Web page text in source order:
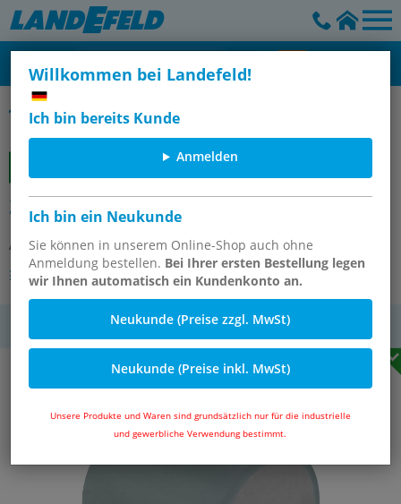
Willkommen bei Landefeld!
Ich bin bereits Kunde
Anmelden
Ich bin ein Neukunde
Sie können in unserem Online-Shop auch ohne
Anmeldung bestellen. Bei Ihrer ersten Bestellung legen
wir Ihnen automatisch ein Kundenkonto an.
Neukunde (Preise zzgl. MwSt)
Neukunde (Preise inkl. MwSt)
Unsere Produkte und Waren sind grundsätzlich nur für die industrielle
und gewerbliche Verwendung bestimmt.
Gummipuffer Edelstahl, Typ C
26104-01-03002055 Gummipuffer
Artikelnummer: OT-NORELEM060288
Andere Varianten des Artikels